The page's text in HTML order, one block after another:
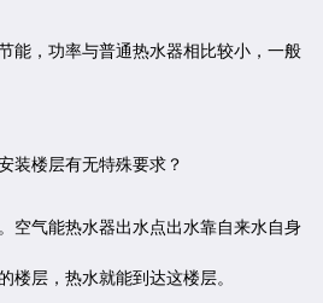
能，功率与普通热水器相比较小，一般
装楼层有无特殊要求？
空气能热水器出水点出水靠自来水自身
楼层，热水就能到达这楼层。